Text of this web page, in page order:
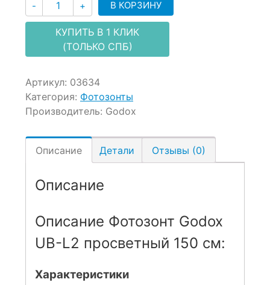
- + В КОРЗИНУ
КУПИТЬ В 1 КЛИК
(ТОЛЬКО СПБ)
Артикул: 03634
Категория: Фотозонты
Производитель: Godox
Описание Детали Отзывы (0)
Описание
Описание Фотозонт Godox
UB-L2 просветный 150 см:
Характеристики